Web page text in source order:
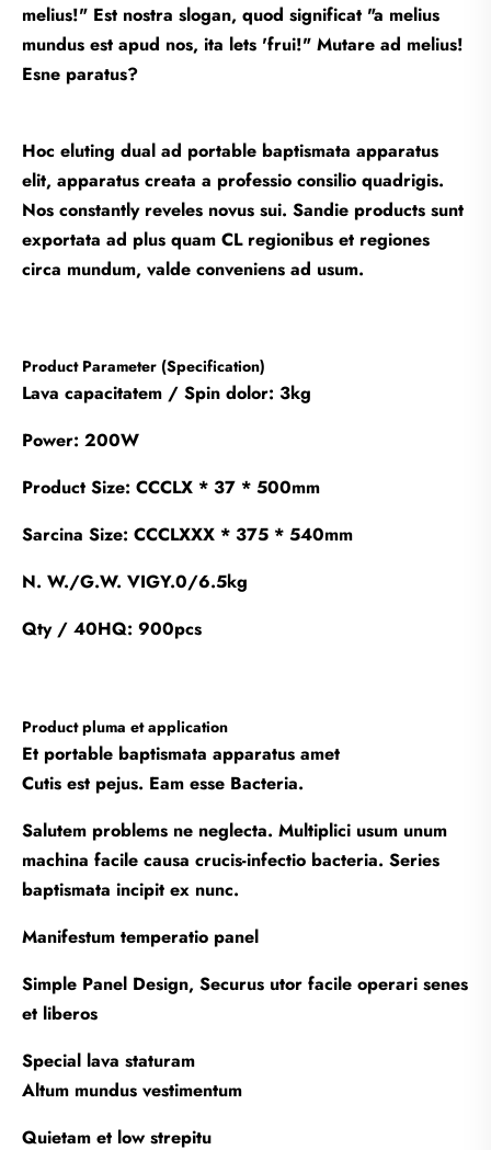
melius!" Est nostra slogan, quod significat "a melius
mundus est apud nos, ita lets 'frui!" Mutare ad melius!
Esne paratus?
Hoc eluting dual ad portable baptismata apparatus
elit, apparatus creata a professio consilio quadrigis.
Nos constantly reveles novus sui. Sandie products sunt
exportata ad plus quam CL regionibus et regiones
circa mundum, valde conveniens ad usum.
Product Parameter (Specification)
Lava capacitatem / Spin dolor: 3kg
Power: 200W
Product Size: CCCLX * 37 * 500mm
Sarcina Size: CCCLXXX * 375 * 540mm
N. W./G.W. VIGY.0/6.5kg
Qty / 40HQ: 900pcs
Product pluma et application
Et portable baptismata apparatus amet
Cutis est pejus. Eam esse Bacteria.
Salutem problems ne neglecta. Multiplici usum unum
machina facile causa crucis-infectio bacteria. Series
baptismata incipit ex nunc.
Manifestum temperatio panel
Simple Panel Design, Securus utor facile operari senes
et liberos
Special lava staturam
Altum mundus vestimentum
Quietam et low strepitu